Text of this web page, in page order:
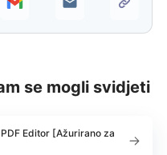
se mogli svidjeti
Editor [Ažurirano za